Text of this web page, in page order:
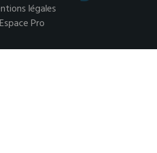
légales
Espace Pro